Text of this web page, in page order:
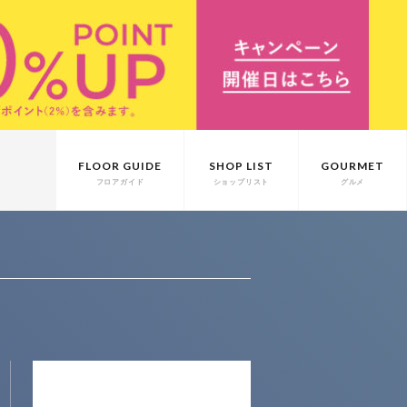
FLOOR GUIDE
フロアガイド
SHOP LIST
ショップリスト
GOURMET
グルメ